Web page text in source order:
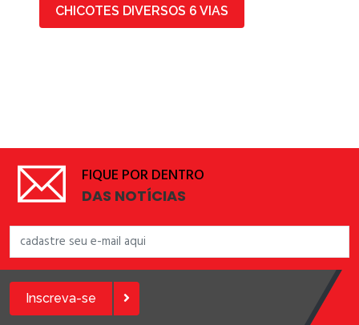
CHICOTES DIVERSOS 6 VIAS
FIQUE POR DENTRO
DAS NOTÍCIAS
Inscreva-se